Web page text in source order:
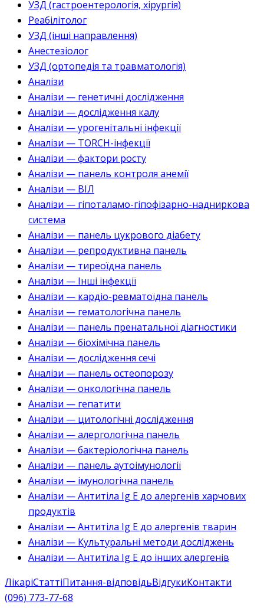
УЗД (гастроентерологія, хірургія)
Реабілітолог
УЗД (інші направлення)
Анестезіолог
УЗД (ортопедія та травматологія)
Аналізи
Аналізи — генетичні дослідження
Аналізи — дослідження калу
Аналізи — урогенітальні інфекції
Аналізи — TORCH-інфекції
Аналізи — фактори росту
Аналізи — панель контроля анемії
Аналізи — ВІЛ
Аналізи — гіпоталамо-гіпофізарно-надниркова
система
Аналізи — панель цукрового діабету
Аналізи — репродуктивна панель
Аналізи — тиреоїдна панель
Аналізи — Інші інфекції
Аналізи — кардіо-ревматоїдна панель
Аналізи — гематологічна панель
Аналізи — панель пренатальної діагностики
Аналізи — біохімічна панель
Аналізи — дослідження сечі
Аналізи — панель остеопорозу
Аналізи — онкологічна панель
Аналізи — гепатити
Аналізи — цитологічні дослідження
Аналізи — алергологічна панель
Аналізи — бактеріологічна панель
Аналізи — панель аутоімунології
Аналізи — імунологічна панель
Аналізи — Антитіла Ig E до алергенів харчових
продуктів
Аналізи — Антитіла Ig E до алергенів тварин
Аналізи — Культуральні методи досліджень
Аналізи — Антитіла Ig E до інших алергенів
ЛікаріСтаттіПитання-відповідьВідгукиКонтакти
(096) 773-77-68